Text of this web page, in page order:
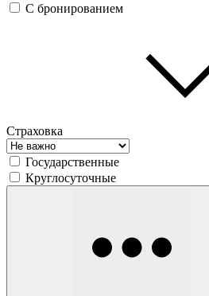
С бронированием
Страховка
Государственные
Круглосуточные